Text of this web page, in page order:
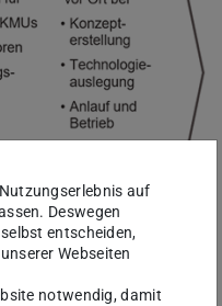
auf
Deswegen
entscheiden,
Webseiten
notwendig, damit